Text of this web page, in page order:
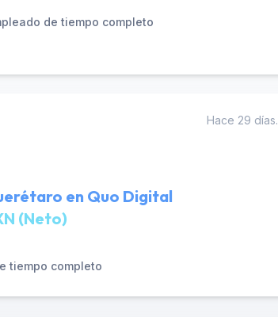
de tiempo completo
Hace 29 días.
en Quo Digital
(Neto)
tiempo completo